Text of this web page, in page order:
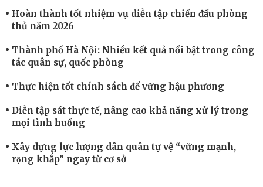
Hoàn thành tốt nhiệm vụ diễn tập chiến đấu phòng
thủ năm 2026
Thành phố Hà Nội: Nhiều kết quả nổi bật trong công
tác quân sự, quốc phòng
Thực hiện tốt chính sách để vững hậu phương
Diễn tập sát thực tế, nâng cao khả năng xử lý trong
mọi tình huống
Xây dựng lực lượng dân quân tự vệ “vững mạnh,
rộng khắp” ngay từ cơ sở